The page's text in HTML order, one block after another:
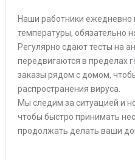
Наши работники ежедневно
температуры, обязательно
Регулярно сдают тесты на
передвигаются в пределах
заказы рядом с домом,
распространения вируса.
Мы следим за ситуацией и
чтобы быстро принимать
продолжать делать ваши